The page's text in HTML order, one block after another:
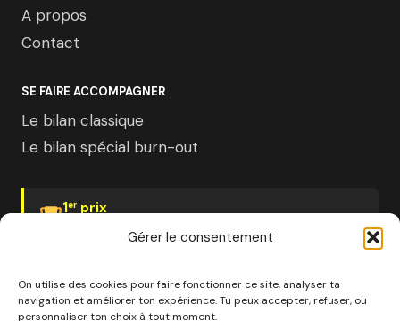
Gérer le consentement
On utilise des cookies pour faire fonctionner ce site, analyser ta
navigation et améliorer ton expérience. Tu peux accepter, refuser, ou
personnaliser ton choix à tout moment.
A propos
Contact
SE FAIRE ACCOMPAGNER
Le bilan classique
Le bilan spécial burn-out
1er prix